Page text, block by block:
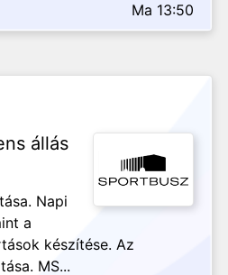
Ma 13:50
állás
Napi
a
készítése. Az
MS...